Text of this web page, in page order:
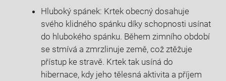
Hluboký spánek: Krtek obecný dosahuje
svého klidného spánku díky schopnosti usínat
do hlubokého spánku. Během zimního období
se stmívá a zmrzlinuje země, což ztěžuje
přístup ke stravě. Krtek tak usíná do
hibernace, kdy jeho tělesná aktivita a příjem